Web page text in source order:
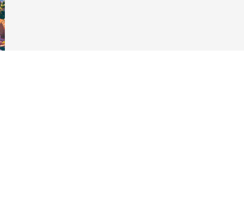
tue impostazioni sulla privacy, garantendo la conformità alle